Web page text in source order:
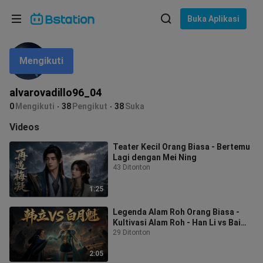
Buka Aplikasi
alvarovadillo96_04
0 Mengikuti 38 Pengikut 38Suka
Mengikuti
Videos
1:25
Teater Kecil Orang Biasa - Bertemu
Lagi dengan Mei Ning
43 Ditonton
2:05
Legenda Alam Roh Orang Biasa -
Kultivasi Alam Roh - Han Li vs Bai
Yuekui
29 Ditonton
Bahasa: Bahasa Indonesia
Pilih bahasa
English
ภาษาไทย
Tiếng Việt
Bahasa Melayu